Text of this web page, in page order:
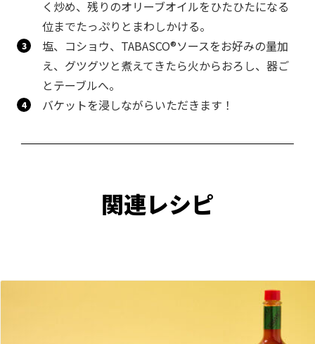
く炒め、残りのオリーブオイルをひたひたになる
位までたっぷりとまわしかける。
塩、コショウ、TABASCO®ソースをお好みの量加
え、グツグツと煮えてきたら火からおろし、器ご
とテーブルへ。
バケットを浸しながらいただきます！
関連レシピ
View TABASCO® オリジナルレッドペパーソース ✕︎ トマトと生ハムの